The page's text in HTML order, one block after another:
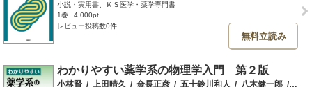
小説・実用書、ＫＳ医学・薬学専門書
1巻
4,000pt
レビュー投稿数0件
無料立読み
わかりやすい薬学系の物理学入門 第２版
小林賢 / 上田晴久 / 金長正彦 / 五十鈴川和人 / 八木健一郎 / 坂田